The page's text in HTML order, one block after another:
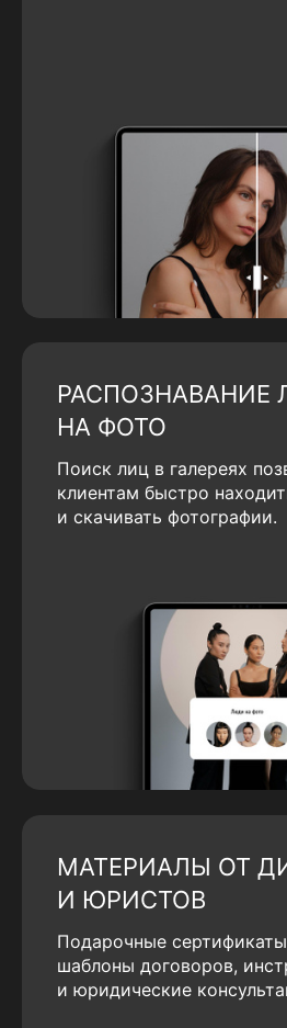
РАСПОЗНАВАНИЕ
НА ФОТО
Поиск лиц в галереях
клиентам быстро
и скачивать фотографии.
МАТЕРИАЛЫ ОТ
И ЮРИСТОВ
Подарочные
шаблоны договоров,
и юридические